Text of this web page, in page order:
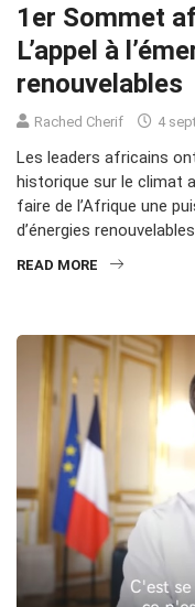
1er Sommet
L’appel à
renouvelables
Rached Cherif 4
Les leaders africains
historique sur le climat
faire de l’Afrique une
d’énergies renouvelables
READ MORE